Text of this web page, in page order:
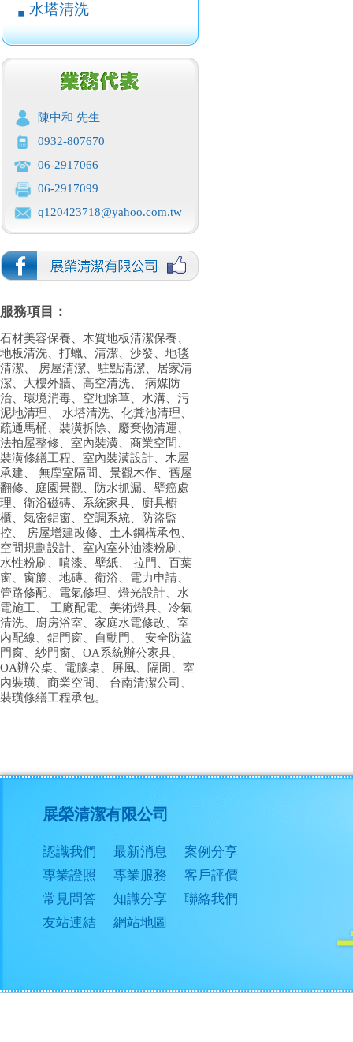
￭ 水塔清洗
陳中和 先生
0932-807670
06-2917066
06-2917099
q120423718@yahoo.com.tw
服務項目：
石材美容保養、木質地板清潔保養、
地板清洗、打蠟、清潔、沙發、地毯
清潔、 房屋清潔、駐點清潔、居家清
潔、大樓外牆、高空清洗、 病媒防
治、環境消毒、空地除草、水溝、污
泥地清理、 水塔清洗、化糞池清理、
疏通馬桶、裝潢拆除、廢棄物清運、
法拍屋整修、室內裝潢、商業空間、
裝潢修繕工程、室內裝潢設計、木屋
承建、 無塵室隔間、景觀木作、舊屋
翻修、庭園景觀、防水抓漏、壁癌處
理、衛浴磁磚、系統家具、廚具櫥
櫃、氣密鋁窗、空調系統、防盜監
控、 房屋增建改修、土木鋼構承包、
空間規劃設計、室內室外油漆粉刷、
水性粉刷、噴漆、壁紙、 拉門、百葉
窗、窗簾、地磚、衛浴、電力申請、
管路修配、電氣修理、燈光設計、水
電施工、 工廠配電、美術燈具、冷氣
清洗、廚房浴室、家庭水電修改、室
內配線、鋁門窗、自動門、 安全防盜
門窗、紗門窗、OA系統辦公家具、
OA辦公桌、電腦桌、屏風、隔間、室
內裝璜、商業空間、 台南清潔公司、
裝璜修繕工程承包。
展榮清潔有限公司
認識我們 最新消息
案例分享
專業證照
專業服務
客戶評價
常見問答
知識分享
聯絡我們
友站連結
網站地圖